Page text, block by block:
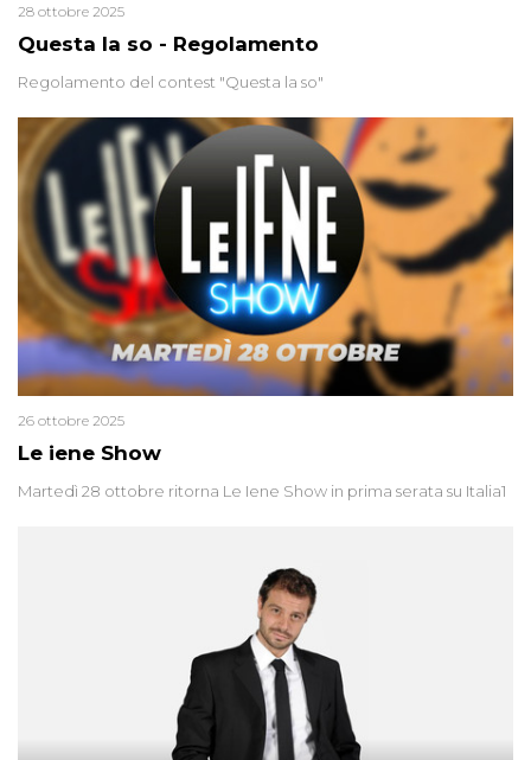
Questa la so - Regolamento
28 ottobre 2025
Regolamento del contest "Questa la so"
Le iene Show
26 ottobre 2025
Martedì 28 ottobre ritorna Le Iene Show in prima serata su Italia1